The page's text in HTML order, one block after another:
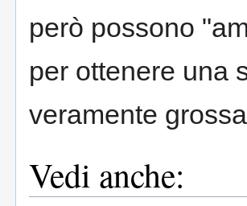
però possono
per ottenere una
veramente
Vedi anche: